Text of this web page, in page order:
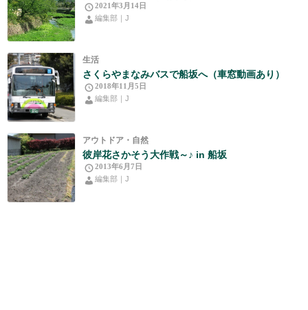
2021年3月14日
編集部｜J
生活
さくらやまなみバスで船坂へ（車窓動画あり）
2018年11月5日
編集部｜J
アウトドア・自然
彼岸花さかそう大作戦～♪ in 船坂
2013年6月7日
編集部｜J